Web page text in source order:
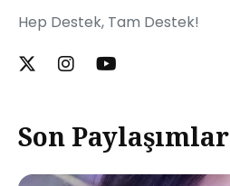
Hep Destek, Tam Destek!
Son Paylaşımlar